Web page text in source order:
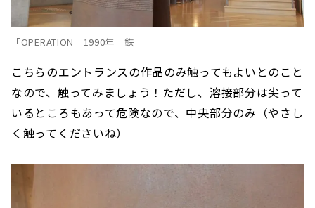
「OPERATION」1990年 鉄
こちらのエントランスの作品のみ触ってもよいとのこと
なので、触ってみましょう！ただし、溶接部分は尖って
いるところもあって危険なので、中央部分のみ（やさし
く触ってくださいね）